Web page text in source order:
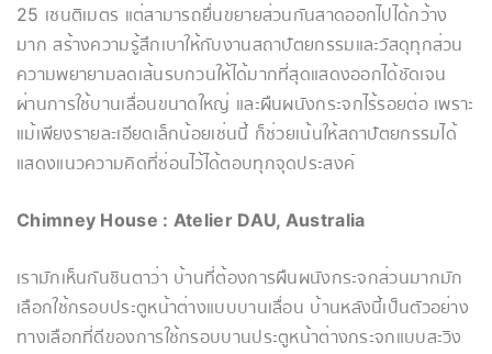
25 เซนติเมตร แต่สามารถยื่นขยายส่วนกันสาดออกไปได้กว้าง
มาก สร้างความรู้สึกเบาให้กับงานสถาปัตยกรรมและวัสดุทุกส่วน
ความพยายามลดเส้นรบกวนให้ได้มากที่สุดแสดงออกได้ชัดเจน
ผ่านการใช้บานเลื่อนขนาดใหญ่ และผืนผนังกระจกไร้รอยต่อ เพราะ
แม้เพียงรายละเอียดเล็กน้อยเช่นนี้ ก็ช่วยเน้นให้สถาปัตยกรรมได้
แสดงแนวความคิดที่ซ่อนไว้ได้ตอบทุกจุดประสงค์
Chimney House : Atelier DAU, Australia
เรามักเห็นกันชินตาว่า บ้านที่ต้องการผืนผนังกระจกส่วนมากมัก
เลือกใช้กรอบประตูหน้าต่างแบบบานเลื่อน บ้านหลังนี้เป็นตัวอย่าง
ทางเลือกที่ดีของการใช้กรอบบานประตูหน้าต่างกระจกแบบสะวิง